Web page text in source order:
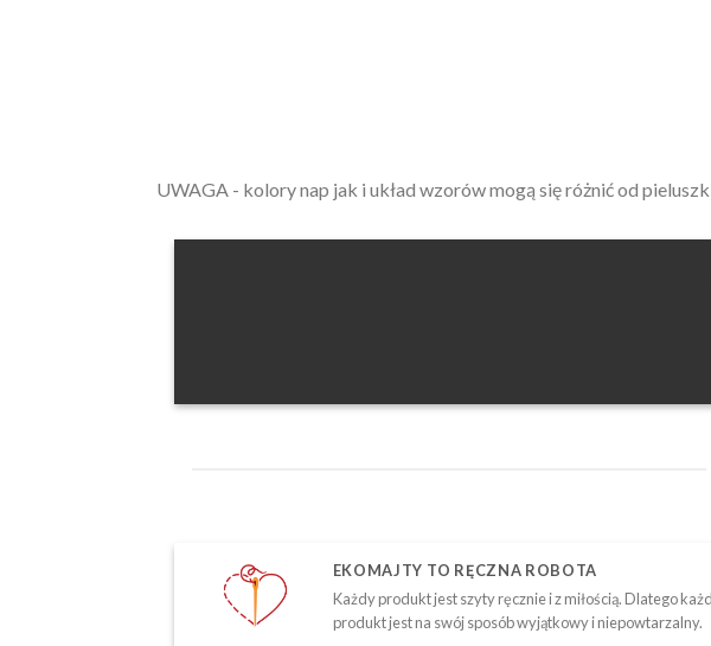
UWAGA - kolory nap jak i układ wzorów mogą się różnić od
EKOMAJTY TO RĘCZNA ROBOTA
Każdy produkt jest szyty ręcznie i z miłością. Dlatego
produkt jest na swój sposób wyjątkowy i niepowtarzalny.